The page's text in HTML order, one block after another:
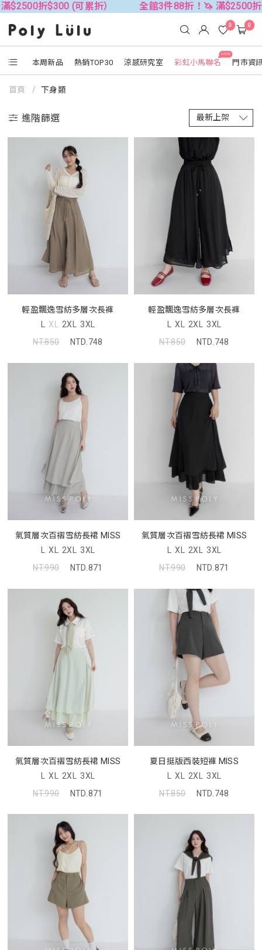
(可累折） 全館3件88折！🦄 滿$2500折$300 (可
本周新品 熱銷TOP30 涼感研究室
NEW
彩虹小馬聯名 門市資
0 0
首頁 下身類
進階篩選
輕盈飄逸雪紡多層次長褲
L XL 2XL 3XL
NT.850
NTD.748
輕盈飄逸雪紡多層次長褲
L XL 2XL 3XL
NT.850
NTD.748
氣質層次百褶雪紡長裙 MISS
L XL 2XL 3XL
NT.990
NTD.871
氣質層次百褶雪紡長裙 MISS
L XL 2XL 3XL
NT.990
NTD.871
氣質層次百褶雪紡長裙 MISS
L XL 2XL 3XL
NT.990
NTD.871
夏日挺版西裝短褲 MISS
L XL 2XL 3XL
NT.850
NTD.748